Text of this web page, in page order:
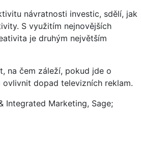
návratnosti investic, sdělí, jak
S využitím nejnovějších
je druhým největším
na čem záleží, pokud jde o
dopad televizních reklam.
Integrated Marketing, Sage;